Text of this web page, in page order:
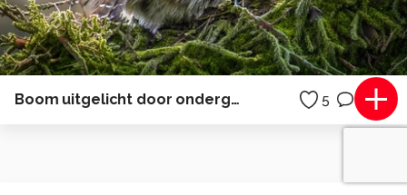
Boom uitgelicht door ondergaande zon 5